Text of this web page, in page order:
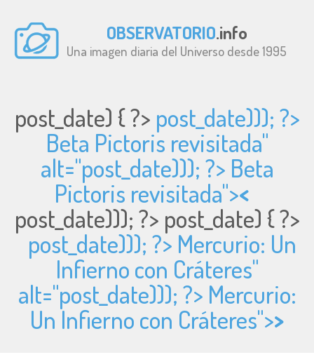
OBSERVATORIO.info
Una imagen diaria del Universo desde 1995
post_date) { ?> post_date))); ?>
Beta Pictoris revisitada"
alt="post_date))); ?> Beta
Pictoris revisitada"><
post_date))); ?> post_date) { ?>
post_date))); ?> Mercurio: Un
Infierno con Cráteres"
alt="post_date))); ?> Mercurio:
Un Infierno con Cráteres">>